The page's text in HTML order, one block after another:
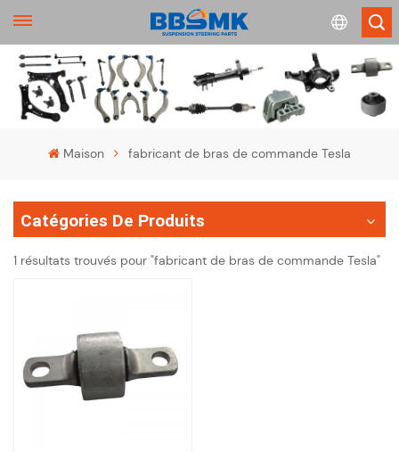
English
français
español
Maison fabricant de bras de commande Tesla
Catégories De Produits
1 résultats trouvés pour "fabricant de bras de commande Tesla"